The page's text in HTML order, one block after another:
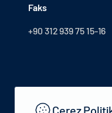
Faks
+90 312 939 75 15-16
Çerez